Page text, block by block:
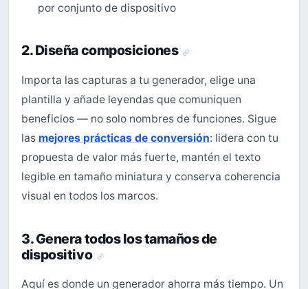
por conjunto de dispositivo
2. Diseña composiciones
Importa las capturas a tu generador, elige una
plantilla y añade leyendas que comuniquen
beneficios — no solo nombres de funciones. Sigue
las mejores prácticas de conversión: lidera con tu
propuesta de valor más fuerte, mantén el texto
legible en tamaño miniatura y conserva coherencia
visual en todos los marcos.
3. Genera todos los tamaños de
dispositivo
Aquí es donde un generador ahorra más tiempo. Un